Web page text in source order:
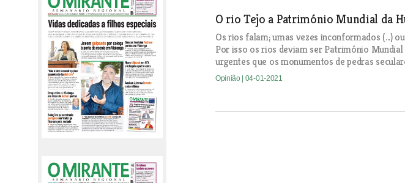
O rio Tejo a Património Mundial da
Os rios falam; umas vezes inconformados (...)
Por isso os rios deviam ser Património
urgentes que os monumentos de pedras
Opinião | 04-01-2021